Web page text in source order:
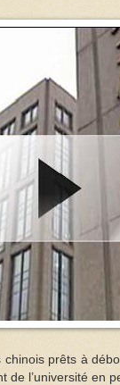
prêts à
de l’université en